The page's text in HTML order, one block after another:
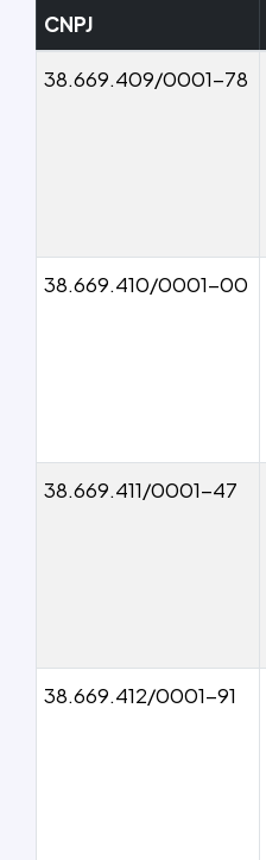
CNPJ
38.669.409/0001-78
38.669.410/0001-00
38.669.411/0001-47
38.669.412/0001-91